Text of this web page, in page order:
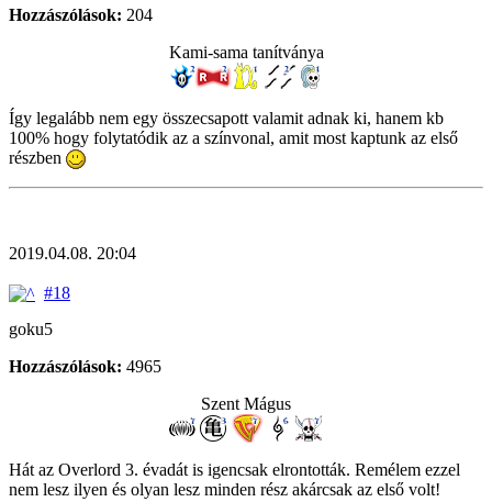
Hozzászólások: 204
Kami-sama tanítványa
Így legalább nem egy összecsapott valamit adnak ki, hanem kb
100% hogy folytatódik az a színvonal, amit most kaptunk az első
részben
2019.04.08. 20:04
#18
goku5
Hozzászólások: 4965
Szent Mágus
Hát az Overlord 3. évadát is igencsak elrontották. Remélem ezzel
nem lesz ilyen és olyan lesz minden rész akárcsak az első volt!